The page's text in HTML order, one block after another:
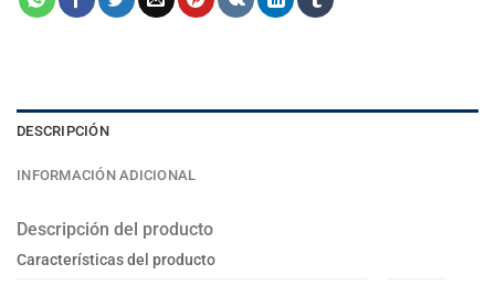
DESCRIPCIÓN
INFORMACIÓN ADICIONAL
Descripción del producto
Características del producto